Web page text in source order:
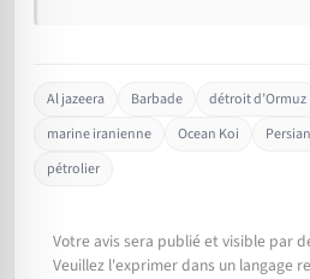
Al jazeera Barbade détroit d’Ormuz
marine iranienne
Ocean Koi
pétrolier
Votre avis sera publié et visible par
Veuillez l'exprimer dans un langage